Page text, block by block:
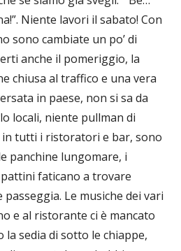
Niente lavori il sabato! Con
sono cambiate un po’ di
anche il pomeriggio, la
chiusa al traffico e una vera
in paese, non si sa da
locali, niente pullman di
in tutti i ristoratori e bar, sono
panchine lungomare, i
faticano a trovare
Le musiche dei vari
e al ristorante ci è mancato
la sedia di sotto le chiappe,